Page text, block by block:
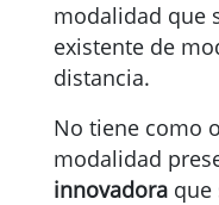
modalidad que
existente de
distancia.
No tiene como
modalidad
innovadora que